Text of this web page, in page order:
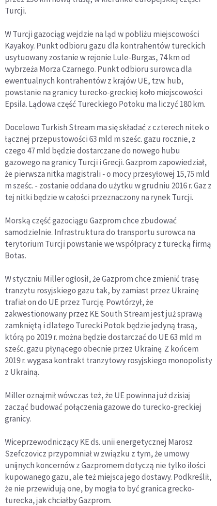
Turcji.
W Turcji gazociąg wejdzie na ląd w pobliżu miejscowości
Kayakoy. Punkt odbioru gazu dla kontrahentów tureckich
usytuowany zostanie w rejonie Lule-Burgas, 74 km od
wybrzeża Morza Czarnego. Punkt odbioru surowca dla
ewentualnych kontrahentów z krajów UE, tzw. hub,
powstanie na granicy turecko-greckiej koło miejscowości
Epsila. Lądowa część Tureckiego Potoku ma liczyć 180 km.
Docelowo Turkish Stream ma się składać z czterech nitek o
łącznej przepustowości 63 mld m sześc. gazu rocznie, z
czego 47 mld będzie dostarczane do nowego hubu
gazowego na granicy Turcji i Grecji. Gazprom zapowiedział,
że pierwsza nitka magistrali - o mocy przesyłowej 15,75 mld
m sześc. - zostanie oddana do użytku w grudniu 2016 r. Gaz z
tej nitki będzie w całości przeznaczony na rynek Turcji.
Morską część gazociągu Gazprom chce zbudować
samodzielnie. Infrastruktura do transportu surowca na
terytorium Turcji powstanie we współpracy z turecką firmą
Botas.
W styczniu Miller ogłosił, że Gazprom chce zmienić trasę
tranzytu rosyjskiego gazu tak, by zamiast przez Ukrainę
trafiał on do UE przez Turcję. Powtórzył, że
zakwestionowany przez KE South Stream jest już sprawą
zamkniętą i dlatego Turecki Potok będzie jedyną trasą,
którą po 2019 r. można będzie dostarczać do UE 63 mld m
sześc. gazu płynącego obecnie przez Ukrainę. Z końcem
2019 r. wygasa kontrakt tranzytowy rosyjskiego monopolisty
z Ukrainą.
Miller oznajmił wówczas też, że UE powinna już dzisiaj
zacząć budować połączenia gazowe do turecko-greckiej
granicy.
Wiceprzewodniczący KE ds. unii energetycznej Marosz
Szefczovicz przypomniał w związku z tym, że umowy
unijnych koncernów z Gazpromem dotyczą nie tylko ilości
kupowanego gazu, ale też miejsca jego dostawy. Podkreślił,
że nie przewidują one, by mogła to być granica grecko-
turecka, jak chciałby Gazprom.